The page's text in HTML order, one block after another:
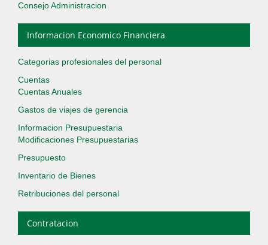
Consejo Administracion
Informacion Economico Financiera
Categorias profesionales del personal
Cuentas
Cuentas Anuales
Gastos de viajes de gerencia
Informacion Presupuestaria
Modificaciones Presupuestarias
Presupuesto
Inventario de Bienes
Retribuciones del personal
Contratacion